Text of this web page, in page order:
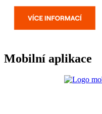
Mobilní aplikace